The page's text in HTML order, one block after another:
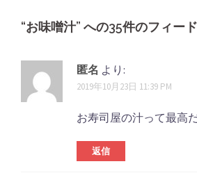
ビ
ー
シ
“お味噌汁” への35件のフィー
コ
メ
匿名 より:
2019年10月23日 11:39 PM
お寿司屋の汁って最高だ
返信